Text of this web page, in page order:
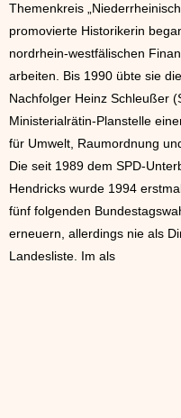
Themenkreis
promovierte Historikerin
nordrhein-westfälischen
arbeiten. Bis 1990 übte sie
Nachfolger Heinz Schleußer
Ministerialrätin-Planstelle
für Umwelt, Raumordnung
Die seit 1989 dem SPD-
Hendricks wurde 1994
fünf folgenden
erneuern, allerdings nie als
Landesliste. Im als